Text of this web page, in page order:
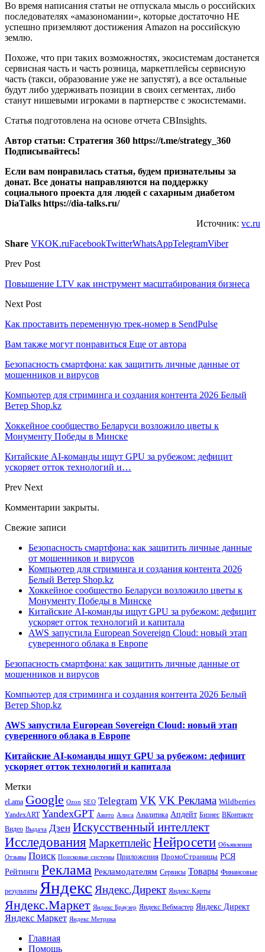
Во время написания статьи не отпускала мысль о российских
последователях «амазономании», которые достаточно НЕ
успешно приземляют достижения Amazon на российскую
землю.
Похоже, что при таких возможностях, экосистемам достанется
сервисная часть и часть розница, маркетплейсы сервисную
часть (такси, образование уже не запустят), а все остальные
будут либо удерживать позиции в своих сегментах, либо
станут нишевыми игроками в партнерстве с экосистемами.
Статья подготовлена на основе отчета CBInsights.
Автор статьи: Стратегия 360 https://t.me/strategy_360
Подписывайтесь!
Если вам понравилась статья, будем признательны за
донат. Все донаты направляются на поддержку
социального проекта для людей с сахарным диабетом
DiaTalks https://dia-talks.ru/
Источник: vc.ru
Share VKOK.ruFacebookTwitterWhatsAppTelegramViber
Prev Post
Повышение LTV как инструмент масштабирования бизнеса
Next Post
Как проставить переменную трек-номер в SendPulse
Вам также могут понравиться Еще от автора
Безопасность смартфона: как защитить личные данные от
мошенников и вирусов
Компьютер для стриминга и создания контента 2026 Белый
Ветер Shop.kz
Хоккейное сообщество Беларуси возложило цветы к
Монументу Победы в Минске
Китайские AI-команды ищут GPU за рубежом: дефицит
ускоряет отток технологий и…
Prev Next
Комментарии закрыты.
Свежие записи
Безопасность смартфона: как защитить личные данные
от мошенников и вирусов
Компьютер для стриминга и создания контента 2026
Белый Ветер Shop.kz
Хоккейное сообщество Беларуси возложило цветы к
Монументу Победы в Минске
Китайские AI-команды ищут GPU за рубежом: дефицит
ускоряет отток технологий и капитала
AWS запустила European Sovereign Cloud: новый этап
суверенного облака в Европе
Безопасность смартфона: как защитить личные данные от
мошенников и вирусов
Компьютер для стриминга и создания контента 2026 Белый
Ветер Shop.kz
AWS запустила European Sovereign Cloud: новый этап
суверенного облака в Европе
Китайские AI-команды ищут GPU за рубежом: дефицит
ускоряет отток технологий и капитала
Метки
eLama Google Ozon SEO Telegram VKVK Реклама Wildberries
YandexART YandexGPT Авито Алиса Аналитика Апдейт Бизнес ВКонтакте
Видео Выдача Дзен Искусственный интеллект
Исследования МаркетплейсНейросети Объявления
Отзывы Поиск Поисковые системы Приложения ПромоСтраницы РСЯ
Рейтинги Реклама Рекламодателям Сервисы Товары Финансовые
результаты Яндекс Яндекс.Директ Яндекс.Карты
Яндекс.Маркет Яндекс Браузер Яндекс Вебмастер Яндекс Директ
Яндекс Маркет Яндекс Метрика
Главная
Помощь